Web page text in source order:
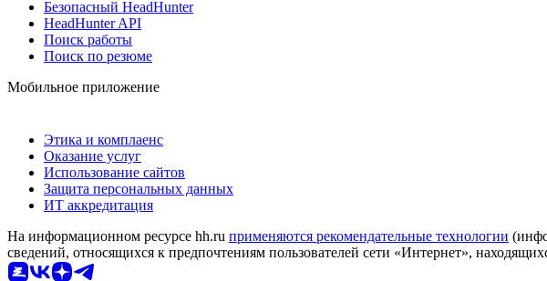
Безопасный HeadHunter
HeadHunter API
Поиск работы
Поиск по резюме
Мобильное приложение
Этика и комплаенс
Оказание услуг
Использование сайтов
Защита персональных данных
ИТ аккредитация
На информационном ресурсе hh.ru применяются рекомендательные технологии
сведений, относящихся к предпочтениям пользователей сети «Интернет»,